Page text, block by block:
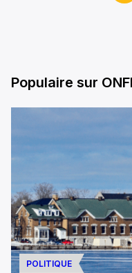
Populaire sur
POLITIQUE